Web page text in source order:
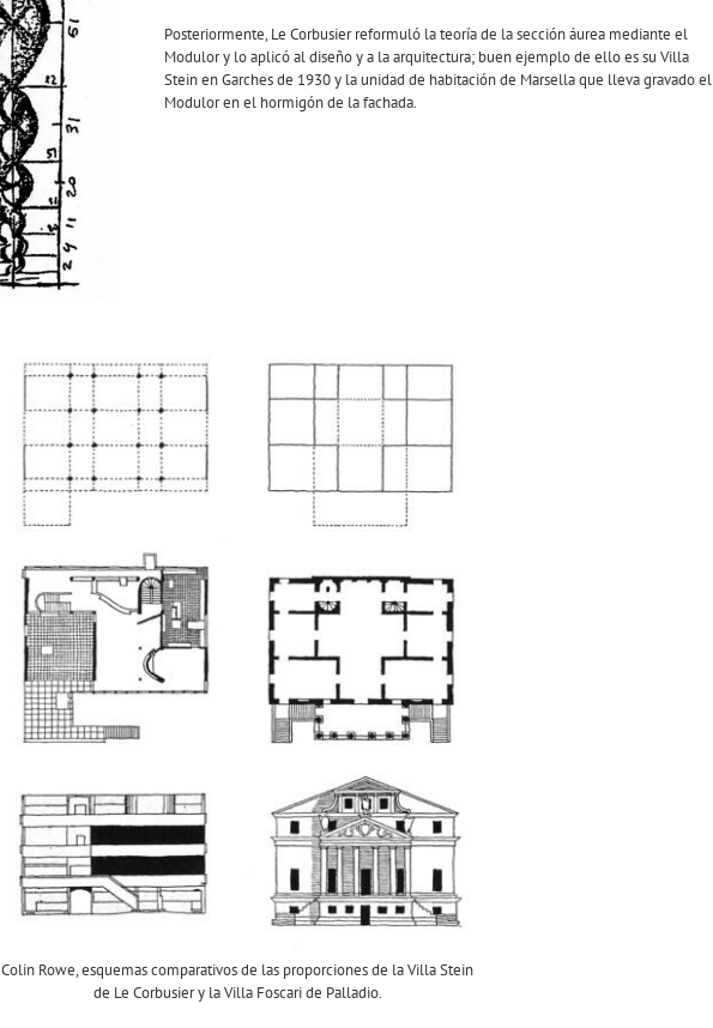
Posteriormente, Le Corbusier reformuló la teoría de la sección áurea mediante el
Modulor y lo aplicó al diseño y a la arquitectura; buen ejemplo de ello es su Villa
Stein en Garches de 1930 y la unidad de habitación de Marsella que lleva gravado el
Modulor en el hormigón de la fachada.
Colin Rowe, esquemas comparativos de las proporciones de la Villa Stein
de Le Corbusier y la Villa Foscari de Palladio.